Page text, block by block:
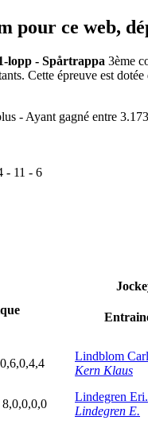
pour ce web,
lopp - Spårtrappa 3ème
Cette épreuve est
- Ayant gagné entre
- 11 - 6
0,6,0,4,4
Lindblom
Kern Klaus
8,0,0,0,0
Lindegren Eri.
Lindegren E.